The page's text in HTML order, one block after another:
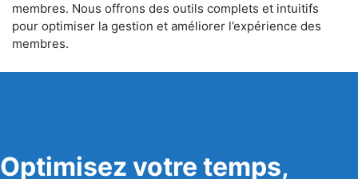
membres. Nous offrons des outils complets et intuitifs
pour optimiser la gestion et améliorer l’expérience des
membres.
Optimisez votre temps,